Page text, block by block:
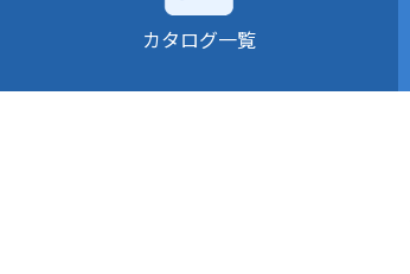
カタログ一覧